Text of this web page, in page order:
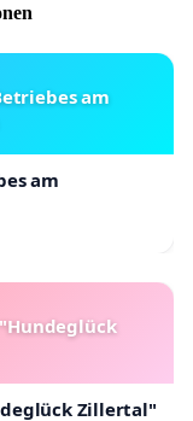
am
am
Zillertal"